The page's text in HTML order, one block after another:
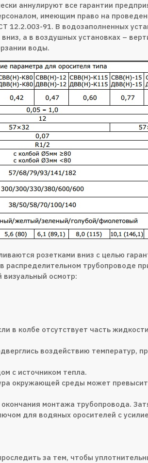
аннулируют все гарантии
имеющим право на
91. В водозаполненных
а в воздушных установках –
воды.
розетками вниз с целью
распределительном трубопроводе
осмотр:
в колбе отсутствует часть
воздействию
с источником тепла.
окружающей среды может
монтажа трубопровода.
для водяных оросителей с
за тем, чтобы